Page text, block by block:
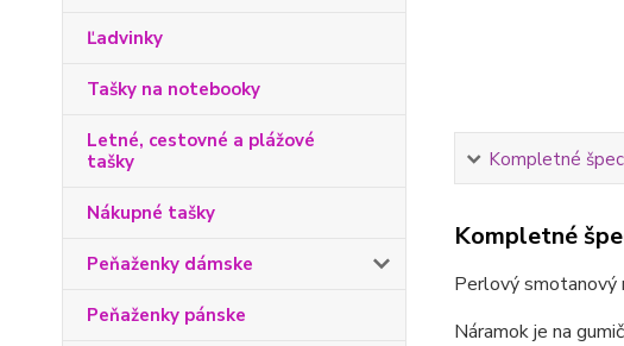
Ľadvinky
Tašky na notebooky
Letné, cestovné a plážové
tašky
Nákupné tašky
Peňaženky dámske
Peňaženky pánske
Kompletné
Kompletné
Perlový smotanový
Náramok je na